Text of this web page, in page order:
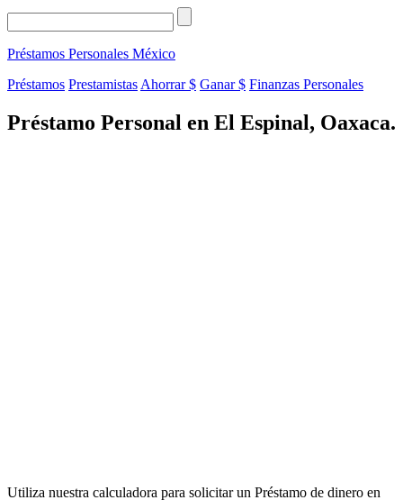
Préstamos Personales México
Préstamos Prestamistas Ahorrar $ Ganar $ Finanzas Personales
Préstamo Personal en El Espinal, Oaxaca.
Utiliza nuestra calculadora para solicitar un Préstamo de dinero en